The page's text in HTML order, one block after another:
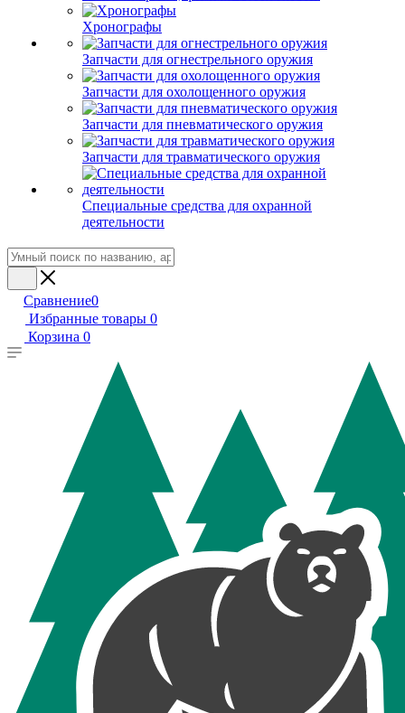
Хронографы
Запчасти для огнестрельного оружия
Запчасти для охолощенного оружия
Запчасти для пневматического оружия
Запчасти для травматического оружия
Специальные средства для охранной
деятельности
Сравнение0
Избранные товары 0
Корзина 0